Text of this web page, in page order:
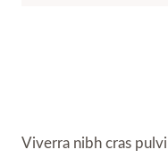
Viverra nibh cras